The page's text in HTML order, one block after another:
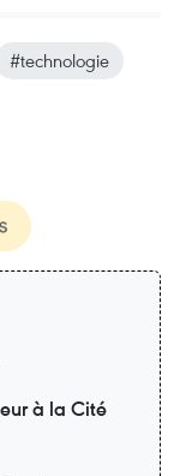
#technologie
à la Cité